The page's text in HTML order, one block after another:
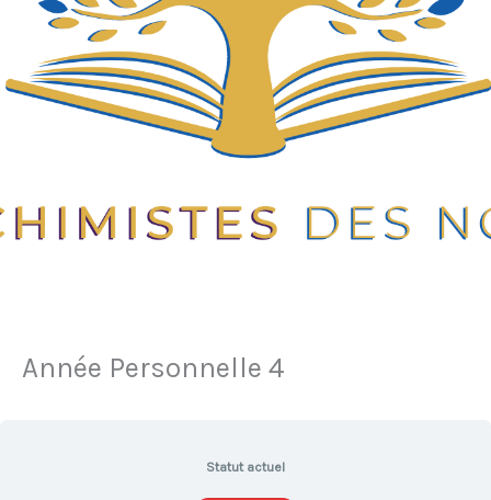
Année Personnelle 4
Statut actuel